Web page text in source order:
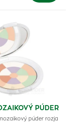
PÚDER
púder rozja